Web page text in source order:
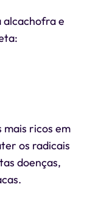
alcachofra e
ricos em
os radicais
doenças,